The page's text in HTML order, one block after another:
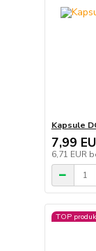
Kapsule
7,99
6,71 EUR
TOP